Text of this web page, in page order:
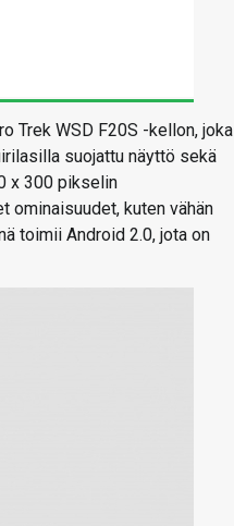
Trek WSD F20S -kellon, joka
suojattu näyttö sekä
x 300 pikselin
ominaisuudet, kuten vähän
toimii Android 2.0, jota on